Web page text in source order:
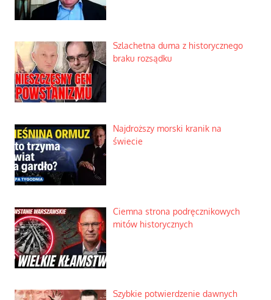
Szlachetna duma z historycznego
braku rozsądku
Najdroższy morski kranik na
świecie
Ciemna strona podręcznikowych
mitów historycznych
Szybkie potwierdzenie dawnych